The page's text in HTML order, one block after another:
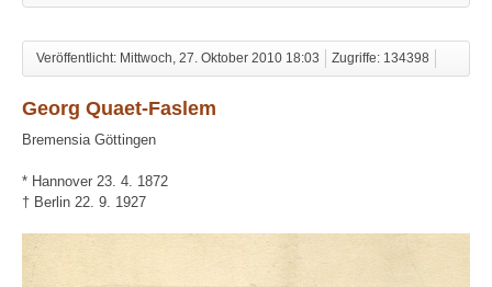
Veröffentlicht: Mittwoch, 27. Oktober 2010 18:03 Zugriffe: 134398
Georg Quaet-Faslem
Bremensia Göttingen
* Hannover 23. 4. 1872
† Berlin 22. 9. 1927